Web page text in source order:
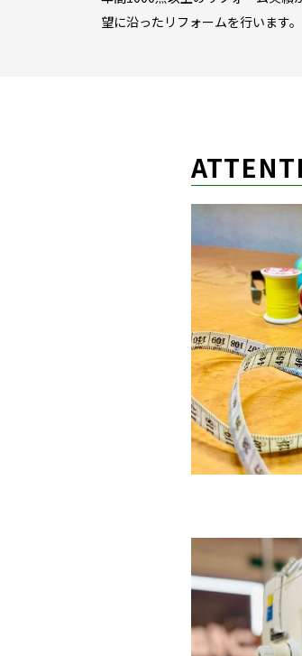
望に沿ったリフォームを行います。